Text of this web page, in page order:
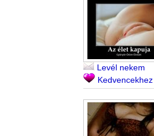
Levél nekem
Kedvencekhez